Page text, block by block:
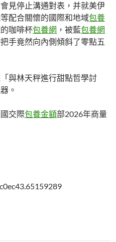
見停止溝通對表，并就美伊
配合關懷的國際和地域包養
咖啡杯包養網 ，被藍包養網
手竟然向內側傾斜了零點五
與林天秤進行甜點哲學討
。
交際包養金額部2026年商量